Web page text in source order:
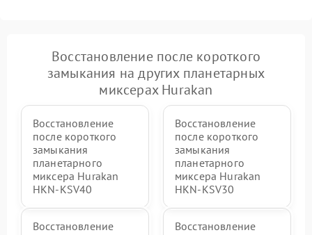
Восстановление после короткого
замыкания на других планетарных
миксерах Hurakan
Восстановление
после короткого
замыкания
планетарного
миксера Hurakan
HKN-KSV40
Восстановление
после короткого
замыкания
планетарного
миксера Hurakan
HKN-KSV30
Восстановление
Восстановление